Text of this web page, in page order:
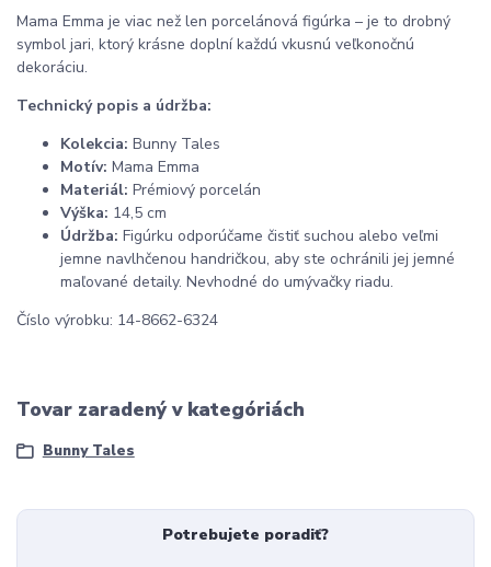
Mama Emma je viac než len porcelánová figúrka – je to drobný
symbol jari, ktorý krásne doplní každú vkusnú veľkonočnú
dekoráciu.
Technický popis a údržba:
Kolekcia: Bunny Tales
Motív: Mama Emma
Materiál: Prémiový porcelán
Výška: 14,5 cm
Údržba: Figúrku odporúčame čistiť suchou alebo veľmi
jemne navlhčenou handričkou, aby ste ochránili jej jemné
maľované detaily. Nevhodné do umývačky riadu.
Číslo výrobku: 14-8662-6324
Tovar zaradený v kategóriách
Bunny Tales
Potrebujete poradiť?